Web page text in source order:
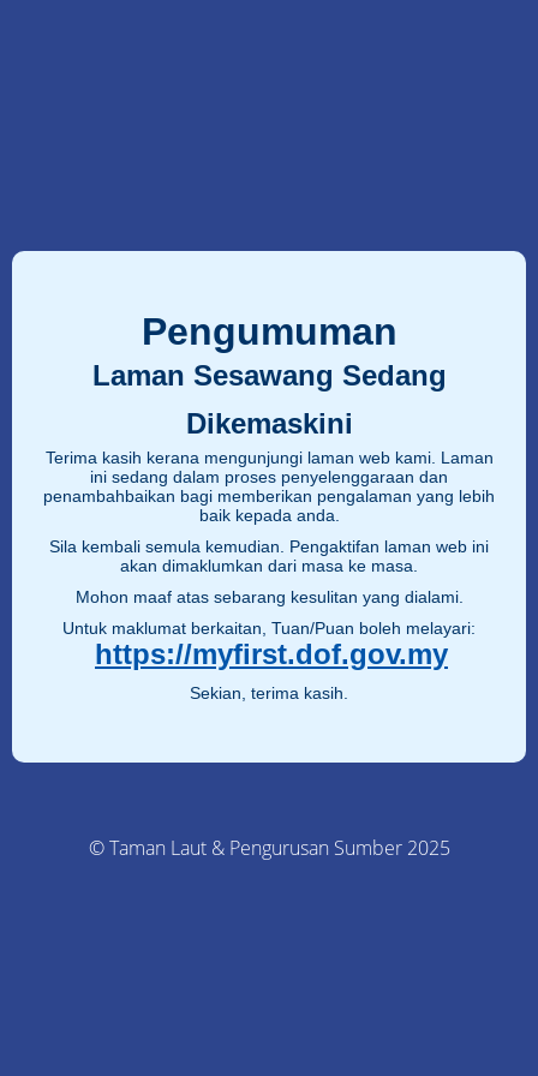
Pengumuman
Laman Sesawang Sedang
Dikemaskini
Terima kasih kerana mengunjungi laman web kami. Laman
ini sedang dalam proses penyelenggaraan dan
penambahbaikan bagi memberikan pengalaman yang lebih
baik kepada anda.
Sila kembali semula kemudian. Pengaktifan laman web ini
akan dimaklumkan dari masa ke masa.
Mohon maaf atas sebarang kesulitan yang dialami.
Untuk maklumat berkaitan, Tuan/Puan boleh melayari:
https://myfirst.dof.gov.my
Sekian, terima kasih.
© Taman Laut & Pengurusan Sumber 2025